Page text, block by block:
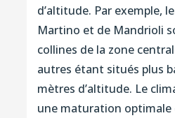
d’altitude. Par exemple,
Martino et de Mandrioli
collines de la zone
autres étant situés plus
mètres d’altitude. Le
une maturation optimale